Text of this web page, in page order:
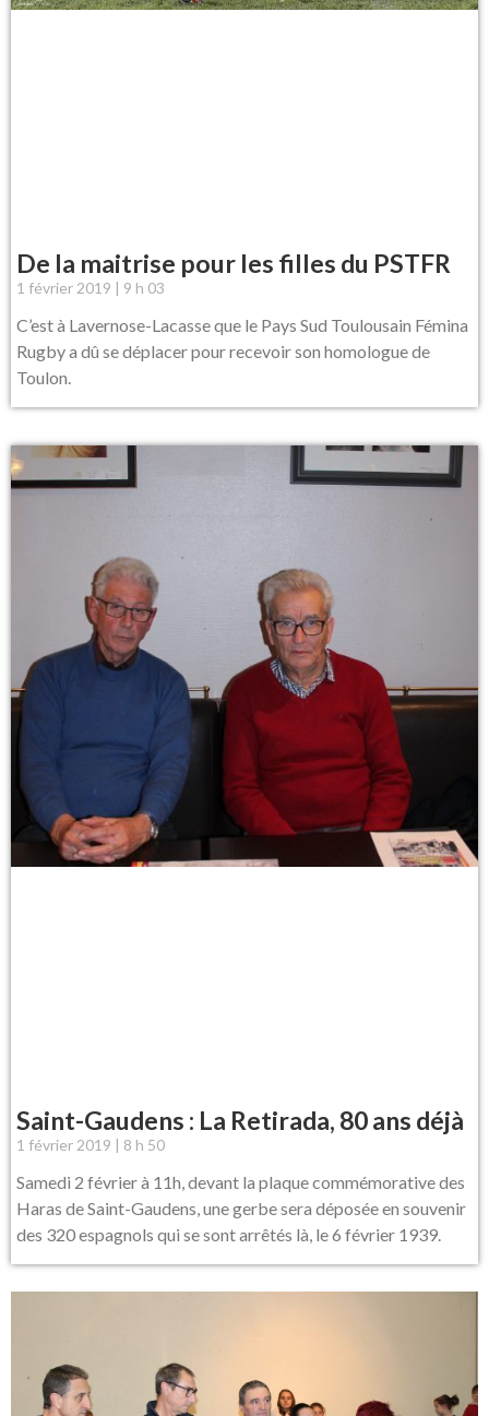
De la maitrise pour les filles du PSTFR
1 février 2019 9 h 03
C’est à Lavernose-Lacasse que le Pays Sud Toulousain Fémina
Rugby a dû se déplacer pour recevoir son homologue de
Toulon.
Saint-Gaudens : La Retirada, 80 ans déjà
1 février 2019 8 h 50
Samedi 2 février à 11h, devant la plaque commémorative des
Haras de Saint-Gaudens, une gerbe sera déposée en souvenir
des 320 espagnols qui se sont arrêtés là, le 6 février 1939.